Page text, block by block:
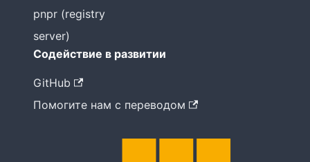
pnpr (registry
server)
Содействие в развитии
GitHub
Помогите нам с переводом